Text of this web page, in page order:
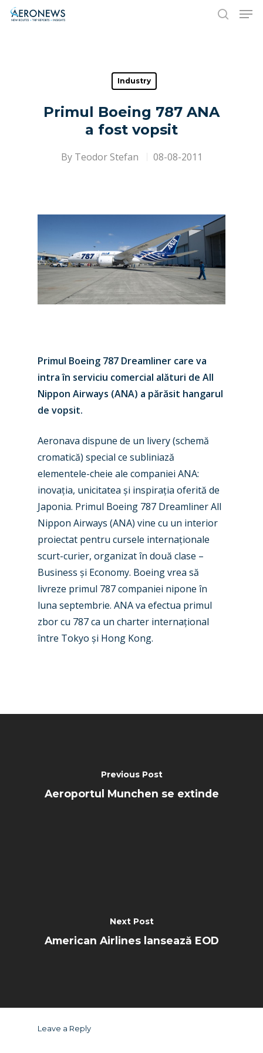
Hit enter to search or ESC to close
Industry
Primul Boeing 787 ANA
a fost vopsit
By Teodor Stefan 08-08-2011
Primul Boeing 787 Dreamliner care va
intra în serviciu comercial alături de All
Nippon Airways (ANA) a părăsit hangarul
de vopsit.
Aeronava dispune de un livery (schemă
cromatică) special ce subliniază
elementele-cheie ale companiei ANA:
inovația, unicitatea și inspirația oferită de
Japonia. Primul Boeing 787 Dreamliner All
Nippon Airways (ANA) vine cu un interior
proiectat pentru cursele internaționale
scurt-curier, organizat în două clase –
Business și Economy. Boeing vrea să
livreze primul 787 companiei nipone în
luna septembrie. ANA va efectua primul
zbor cu 787 ca un charter internațional
între Tokyo și Hong Kong.
Previous Post
Aeroportul Munchen se extinde
Next Post
American Airlines lansează EOD
Leave a Reply
New Routes
Industry
Accidents / Incidents
Airshows
Dubai 2025
Paris 2025
Farnborough 2024
Paris 2023
Farnborough 2022
Business Jets
Military
Trip Reports
Marketplace